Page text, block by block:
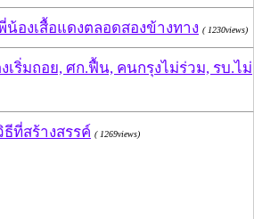
องเสื้อแดงตลอดสองข้างทาง ( 1230views)
ริ่มถอย, ศก.ฟื้น, คนกรุงไม่ร่วม, รบ.ไม่
ที่สร้างสรรค์ ( 1269views)